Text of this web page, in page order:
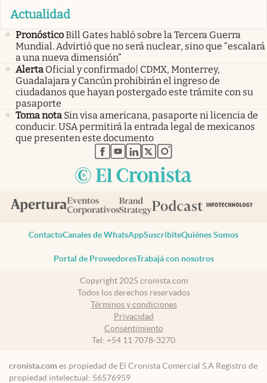
Actualidad
PronósticoBill Gates habló sobre la Tercera Guerra
Mundial. Advirtió que no será nuclear, sino que “escalará
a una nueva dimensión”
Alerta Oficial y confirmado| CDMX, Monterrey,
Guadalajara y Cancún prohibirán el ingreso de
ciudadanos que hayan postergado este trámite con su
pasaporte
Toma nota Sin visa americana, pasaporte ni licencia de
conducir. USA permitirá la entrada legal de mexicanos
que presenten este documento
abre en nueva pestaña
abre en nueva pestaña
abre en nueva pestaña
abre en nueva pestaña
abre en nueva pestaña
ContactoCanales de WhatsAppSuscribiteQuiénes Somos
Portal de ProveedoresTrabajá con nosotros
Copyright 2025 cronista.com
Todos los derechos reservados
Términos y condiciones
Privacidad
Consentimiento
Tel: +54 11 7078-3270
cronista.com es propiedad de El Cronista Comercial S.A Registro de
propiedad intelectual: 56576959